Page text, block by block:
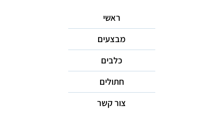
ראשי
מבצעים
כלבים
חתולים
צור קשר